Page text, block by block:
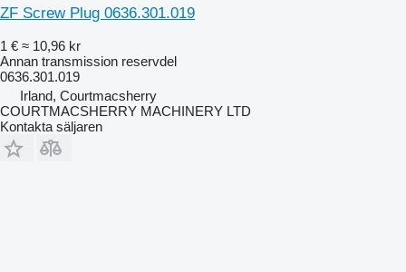
ZF Screw Plug 0636.301.019
1 € ≈ 10,96 kr
Annan transmission reservdel
0636.301.019
Irland, Courtmacsherry
COURTMACSHERRY MACHINERY LTD
Kontakta säljaren